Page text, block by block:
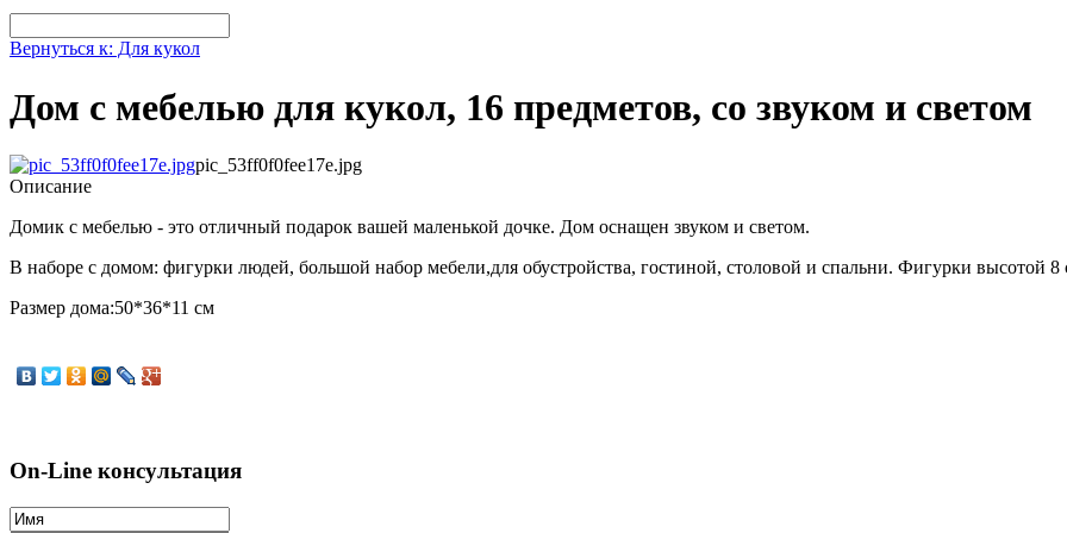
Вернуться к: Для кукол
Дом с мебелью для кукол, 16 предметов, со звуком и светом
pic_53ff0f0fee17e.jpg
Описание
Домик с мебелью - это отличный подарок вашей маленькой дочке. Дом оснащен звуком и светом.
В наборе с домом: фигурки людей, большой набор мебели,для обустройства, гостиной, столовой и спальни. Фигурки высотой 8
Размер дома:50*36*11 см
On-Line консультация